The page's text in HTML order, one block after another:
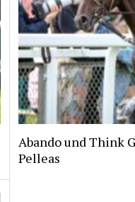
Abando und Think
Pelleas